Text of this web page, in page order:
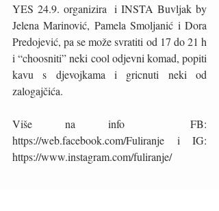
YES 24.9. organizira  i INSTA Buvljak by
Jelena Marinović, Pamela Smoljanić i Dora
Predojević, pa se može svratiti od 17 do 21 h
i “choosniti” neki cool odjevni komad, popiti
kavu s djevojkama i gricnuti neki od
zalogajčića.
Više na info  FB:
https://web.facebook.com/Fuliranje i IG:
https://www.instagram.com/fuliranje/